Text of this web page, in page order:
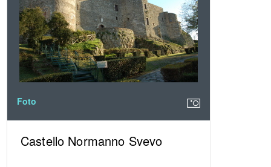
Foto
Castello Normanno Svevo